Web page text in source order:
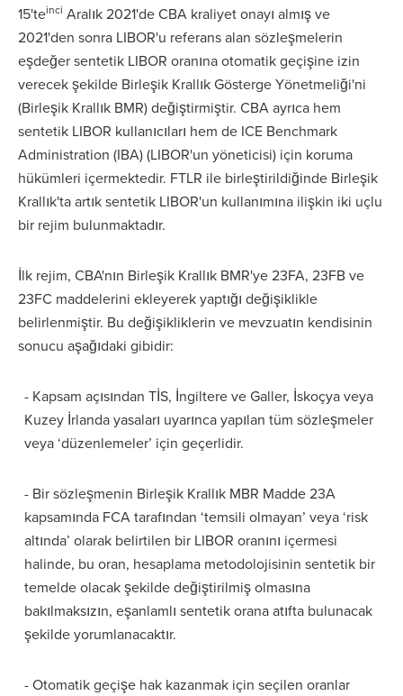
15'teinci Aralık 2021'de CBA kraliyet onayı almış ve
2021'den sonra LIBOR'u referans alan sözleşmelerin
eşdeğer sentetik LIBOR oranına otomatik geçişine izin
verecek şekilde Birleşik Krallık Gösterge Yönetmeliği'ni
(Birleşik Krallık BMR) değiştirmiştir. CBA ayrıca hem
sentetik LIBOR kullanıcıları hem de ICE Benchmark
Administration (IBA) (LIBOR'un yöneticisi) için koruma
hükümleri içermektedir. FTLR ile birleştirildiğinde Birleşik
Krallık'ta artık sentetik LIBOR'un kullanımına ilişkin iki uçlu
bir rejim bulunmaktadır.
İlk rejim, CBA'nın Birleşik Krallık BMR'ye 23FA, 23FB ve
23FC maddelerini ekleyerek yaptığı değişiklikle
belirlenmiştir. Bu değişikliklerin ve mevzuatın kendisinin
sonucu aşağıdaki gibidir:
- Kapsam açısından TİS, İngiltere ve Galler, İskoçya veya
Kuzey İrlanda yasaları uyarınca yapılan tüm sözleşmeler
veya ‘düzenlemeler’ için geçerlidir.
- Bir sözleşmenin Birleşik Krallık MBR Madde 23A
kapsamında FCA tarafından ‘temsili olmayan’ veya ‘risk
altında’ olarak belirtilen bir LIBOR oranını içermesi
halinde, bu oran, hesaplama metodolojisinin sentetik bir
temelde olacak şekilde değiştirilmiş olmasına
bakılmaksızın, eşanlamlı sentetik orana atıfta bulunacak
şekilde yorumlanacaktır.
- Otomatik geçişe hak kazanmak için seçilen oranlar